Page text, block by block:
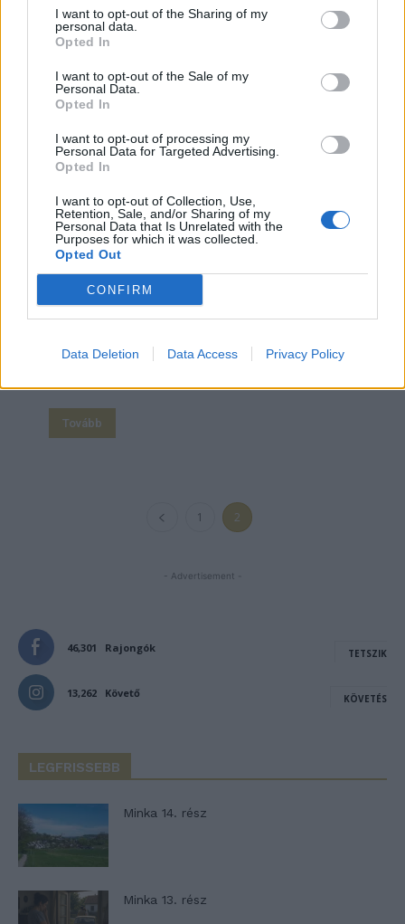
I want to opt-out of the Sharing of my
personal data.
Opted In
I want to opt-out of the Sale of my
Personal Data.
Opted In
I want to opt-out of processing my
Personal Data for Targeted Advertising.
Opted In
I want to opt-out of Collection, Use,
Retention, Sale, and/or Sharing of my
Personal Data that Is Unrelated with the
Purposes for which it was collected.
Opted Out
CONFIRM
Data Deletion Data Access Privacy Policy
Fahéj és szerelem? 6. rész
Imre Hilda
– Menjünk két kocsival, nem akarom az enyémet itt
hagyni! – mondta Angéla. – Ne aggódj, nem
megyünk messzire. Mutatni akarok neked valamit –
belepasszolna az övébe, futott át a nő fején, ami
Tovább
1 2
- Advertisement -
46,301 Rajongók TETSZIK
13,262 Követő KÖVETÉS
LEGFRISSEBB
Minka 14. rész
Minka 13. rész